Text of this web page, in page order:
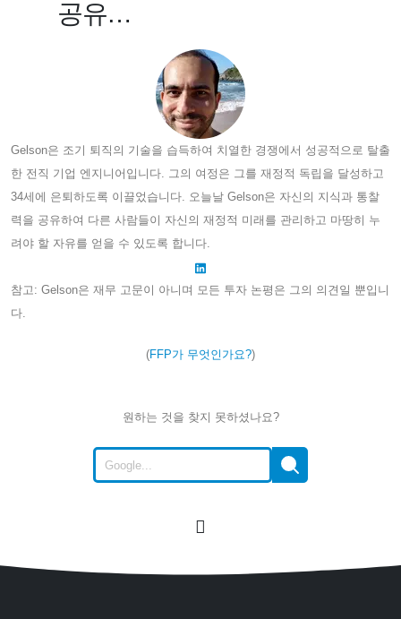
공유…
Gelson은 조기 퇴직의 기술을 습득하여 치열한 경쟁에서 성공적으로 탈출
한 전직 기업 엔지니어입니다. 그의 여정은 그를 재정적 독립을 달성하고
34세에 은퇴하도록 이끌었습니다. 오늘날 Gelson은 자신의 지식과 통찰
력을 공유하여 다른 사람들이 자신의 재정적 미래를 관리하고 마땅히 누
려야 할 자유를 얻을 수 있도록 합니다.
참고: Gelson은 재무 고문이 아니며 모든 투자 논평은 그의 의견일 뿐입니
다.
(FFP가 무엇인가요?)
원하는 것을 찾지 못하셨나요?